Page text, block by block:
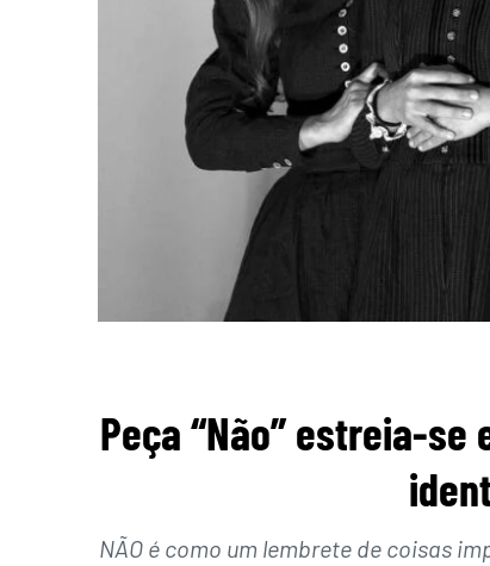
Peça “Não” estreia-
NÃO é como um lembrete de coisas